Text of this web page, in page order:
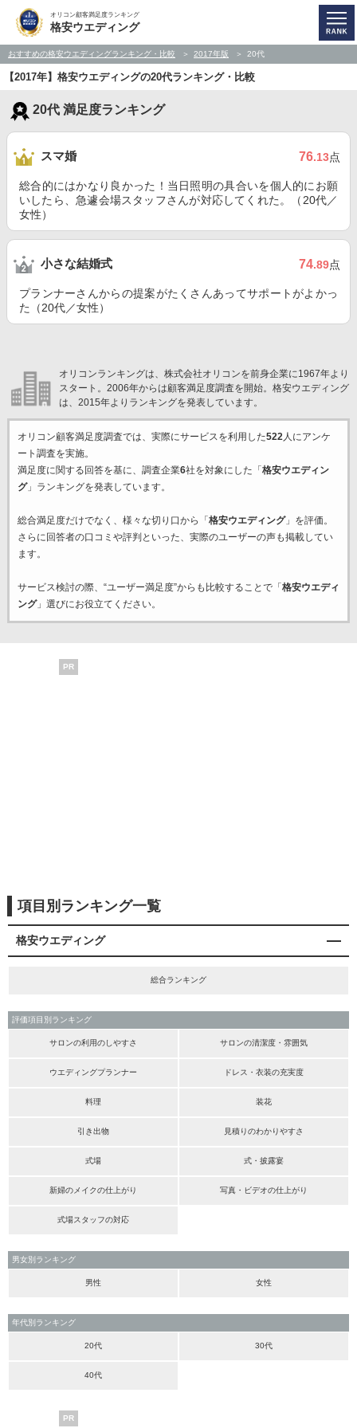
オリコン顧客満足度ランキング
格安ウエディング
おすすめの格安ウエディングランキング・比較 2017年版 20代
【2017年】格安ウエディングの20代ランキング・比較
20代 満足度ランキング
スマ婚 76.13点
総合的にはかなり良かった！当日照明の具合いを個人的にお願
いしたら、急遽会場スタッフさんが対応してくれた。（20代／
女性）
小さな結婚式 74.89点
プランナーさんからの提案がたくさんあってサポートがよかっ
た（20代／女性）
オリコンランキングは、株式会社オリコンを前身企業に1967年より
スタート。2006年からは顧客満足度調査を開始。格安ウエディング
は、2015年よりランキングを発表しています。
オリコン顧客満足度調査では、実際にサービスを利用した522人にアンケ
ート調査を実施。
満足度に関する回答を基に、調査企業6社を対象にした「 格安ウエディン
グ」ランキングを発表しています。
総合満足度だけでなく、様々な切り口から「 格安ウエディング」を評価。
さらに回答者の口コミや評判といった、実際のユーザーの声も掲載してい
ます。
サービス検討の際、“ユーザー満足度”からも比較することで「 格安ウエディ
ング」選びにお役立てください。
PR
項目別ランキング一覧
格安ウエディング
総合ランキング
評価項目別ランキング
サロンの利用のしやすさ サロンの清潔度・雰囲気
ウエディングプランナー ドレス・衣装の充実度
料理 装花
引き出物 見積りのわかりやすさ
式場 式・披露宴
新婦のメイクの仕上がり 写真・ビデオの仕上がり
式場スタッフの対応
男女別ランキング
男性 女性
年代別ランキング
20代 30代
40代
PR